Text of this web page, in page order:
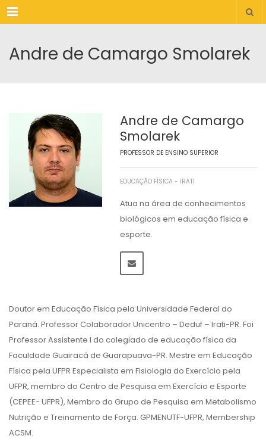
Menu
Andre de Camargo Smolarek
Andre de Camargo
Smolarek
PROFESSOR DE ENSINO SUPERIOR
EDUCAÇÃO FÍSICA - IRATI
Atua na área de conhecimentos
biológicos em educação física e
esporte.
Doutor em Educação Física pela Universidade Federal do
Paraná. Professor Colaborador Unicentro – Deduf – Irati-PR. Foi
Professor Assistente I do colegiado de educação física da
Faculdade Guairacá de Guarapuava-PR. Mestre em Educação
Física pela UFPR Especialista em Fisiologia do Exercício pela
UFPR, membro do Centro de Pesquisa em Exercício e Esporte
(CEPEE- UFPR), Membro do Grupo de Pesquisa em Metabolismo
Nutrição e Treinamento de Força. GPMENUTF-UFPR, Membership
ACSM.